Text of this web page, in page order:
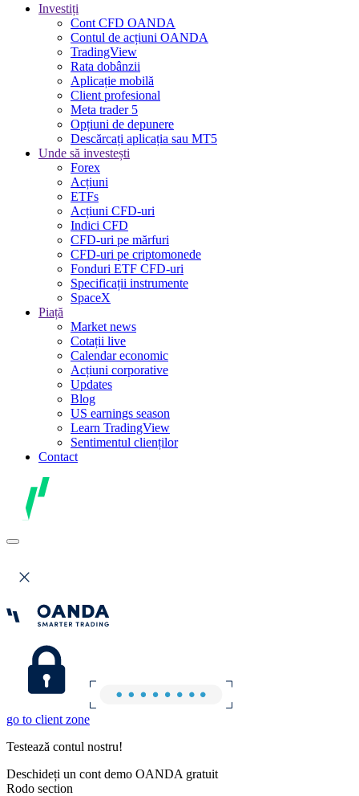
Investiți
Cont CFD OANDA
Contul de acțiuni OANDA
TradingView
Rata dobânzii
Aplicație mobilă
Client profesional
Meta trader 5
Opțiuni de depunere
Descărcați aplicația sau MT5
Unde să investești
Forex
Acțiuni
ETFs
Acțiuni CFD-uri
Indici CFD
CFD-uri pe mărfuri
CFD-uri pe criptomonede
Fonduri ETF CFD-uri
Specificații instrumente
SpaceX
Piață
Market news
Cotații live
Calendar economic
Acțiuni corporative
Updates
Blog
US earnings season
Learn TradingView
Sentimentul clienților
Contact
go to client zone
Testează contul nostru!
Deschideți un cont demo OANDA gratuit
Rodo section